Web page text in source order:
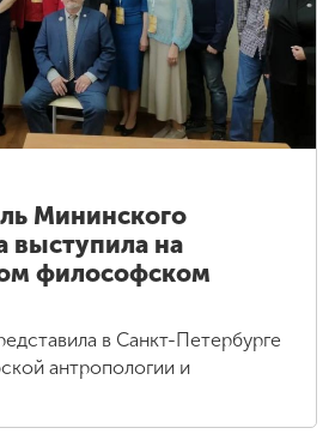
Мининского
выступила на
философском
в Санкт-Петербурге
антропологии и